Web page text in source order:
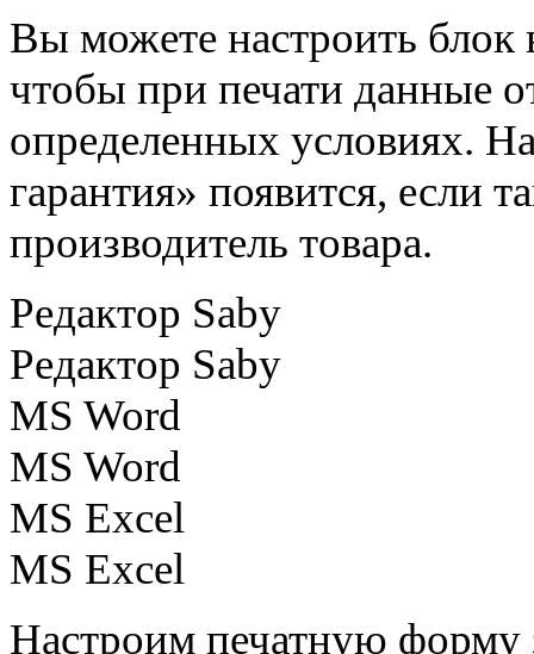
Вы можете настроить
чтобы при печати данные
определенных условиях.
гарантия» появится, если
производитель товара.
Редактор Saby
Редактор Saby
MS Word
MS Word
MS Excel
MS Excel
Настроим печатную форму